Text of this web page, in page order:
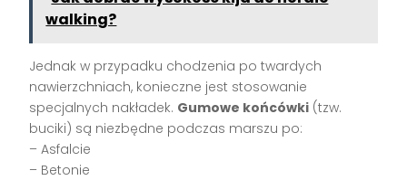
walking?
Jednak w przypadku chodzenia po twardych
nawierzchniach, konieczne jest stosowanie
specjalnych nakładek. Gumowe końcówki (tzw.
buciki) są niezbędne podczas marszu po:
– Asfalcie
– Betonie